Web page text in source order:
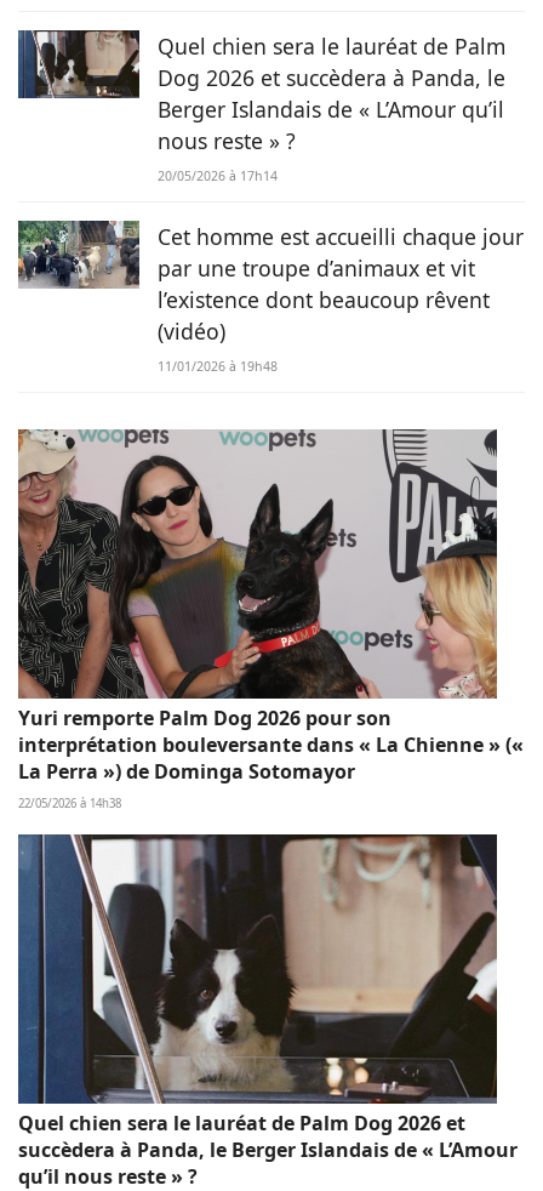
Quel chien sera le lauréat de Palm
Dog 2026 et succèdera à Panda, le
Berger Islandais de « L’Amour qu’il
nous reste » ?
20/05/2026 à 17h14
Cet homme est accueilli chaque jour
par une troupe d’animaux et vit
l’existence dont beaucoup rêvent
(vidéo)
11/01/2026 à 19h48
Yuri remporte Palm Dog 2026 pour son
interprétation bouleversante dans « La Chienne » («
La Perra ») de Dominga Sotomayor
22/05/2026 à 14h38
Quel chien sera le lauréat de Palm Dog 2026 et
succèdera à Panda, le Berger Islandais de « L’Amour
qu’il nous reste » ?